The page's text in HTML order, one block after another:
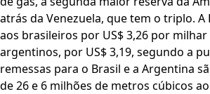
atrás da Venezuela, que tem o triplo. A
aos brasileiros por US$ 3,26 por milhar
argentinos, por US$ 3,19, segundo a
remessas para o Brasil e a Argentina
de 26 e 6 milhões de metros cúbicos